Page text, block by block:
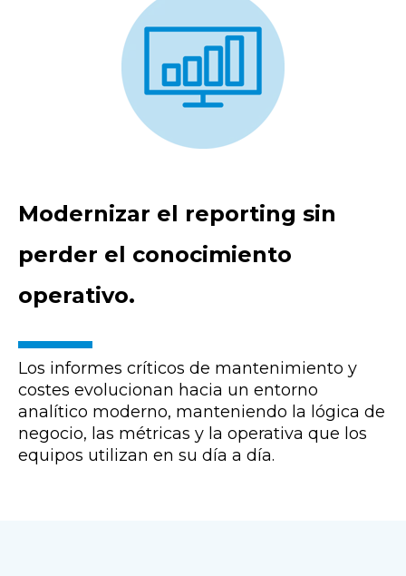
Modernizar el reporting sin
perder el conocimiento
operativo.
Los informes críticos de mantenimiento y
costes evolucionan hacia un entorno
analítico moderno, manteniendo la lógica de
negocio, las métricas y la operativa que los
equipos utilizan en su día a día.